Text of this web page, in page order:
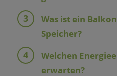
Was ist ein
Speicher?
Welchen
erwarten?